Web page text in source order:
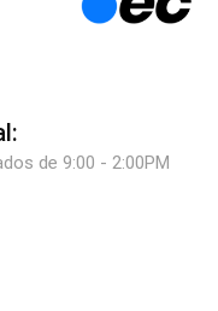
de 9:00 - 2:00PM